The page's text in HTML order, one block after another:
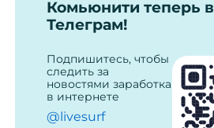
Комьюнити теперь в
Телеграм!
Подпишитесь, чтобы
следить за
новостями заработка
в интернете
@livesurf